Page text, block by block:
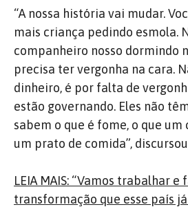
“A nossa história vai mudar.
mais criança pedindo esmola.
companheiro nosso dormindo
precisa ter vergonha na cara.
dinheiro, é por falta de
estão governando. Eles não
sabem o que é fome, o que
um prato de comida”,
LEIA MAIS: “Vamos trabalhar
transformação que esse país já